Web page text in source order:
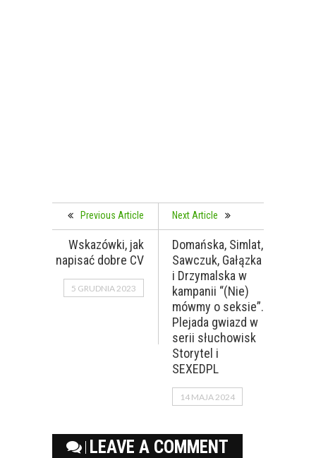
Previous Article
Wskazówki, jak
napisać dobre CV
5 GRUDNIA 2023
Next Article
Domańska, Simlat,
Sawczuk, Gałązka
i Drzymalska w
kampanii “(Nie)
mówmy o seksie”.
Plejada gwiazd w
serii słuchowisk
Storytel i
SEXEDPL
14 MAJA 2024
LEAVE A COMMENT